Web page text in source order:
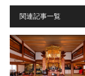
関連記事一覧